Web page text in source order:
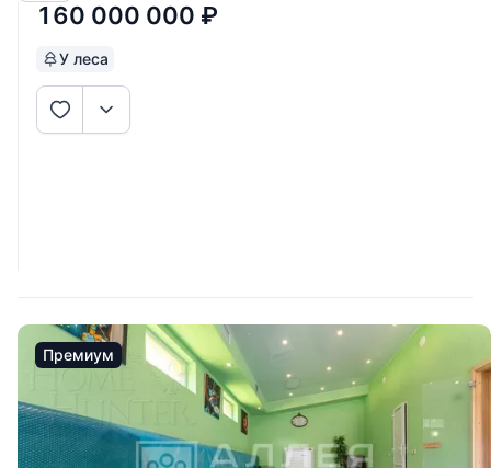
а из зоны
160 000 000 ₽
У леса
Премиум